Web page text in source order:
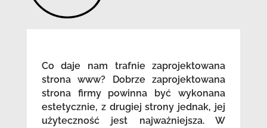
Co daje nam trafnie zaprojektowana
strona www? Dobrze zaprojektowana
strona firmy powinna być wykonana
estetycznie, z drugiej strony jednak, jej
użyteczność jest najważniejsza. W